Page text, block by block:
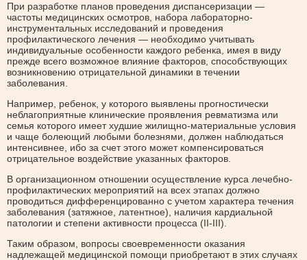
При разработке планов проведения диспансеризации —
частоты медицинских осмотров, набора лабораторно-
инструментальных исследований и проведения
профилактического лечения — необходимо учитывать
индивидуальные особенности каждого ребенка, имея в виду
прежде всего возможное влияние факторов, способствующих
возникновению отрицательной динамики в течении
заболевания.
Например, ребенок, у которого выявлены прогностически
неблагоприятные клинические проявления ревматизма или
семья которого имеет худшие жилищно-материальные условия
и чаще болеющий любыми болезнями, должен наблюдаться
интенсивнее, ибо за счет этого может компенсироваться
отрицательное воздействие указанных факторов.
В организационном отношении осуществление курса лечебно-
профилактических мероприятий на всех этапах должно
проводиться дифференцированно с учетом характера течения
заболевания (затяжное, латентное), наличия кардиальной
патологии и степени активности процесса (II-III).
Таким образом, вопросы своевременности оказания
надлежащей медицинской помощи приобретают в этих случаях